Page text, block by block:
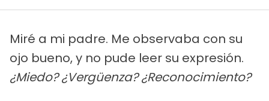
Miré a mi padre. Me observaba con su
ojo bueno, y no pude leer su expresión.
¿Miedo? ¿Vergüenza? ¿Reconocimiento?